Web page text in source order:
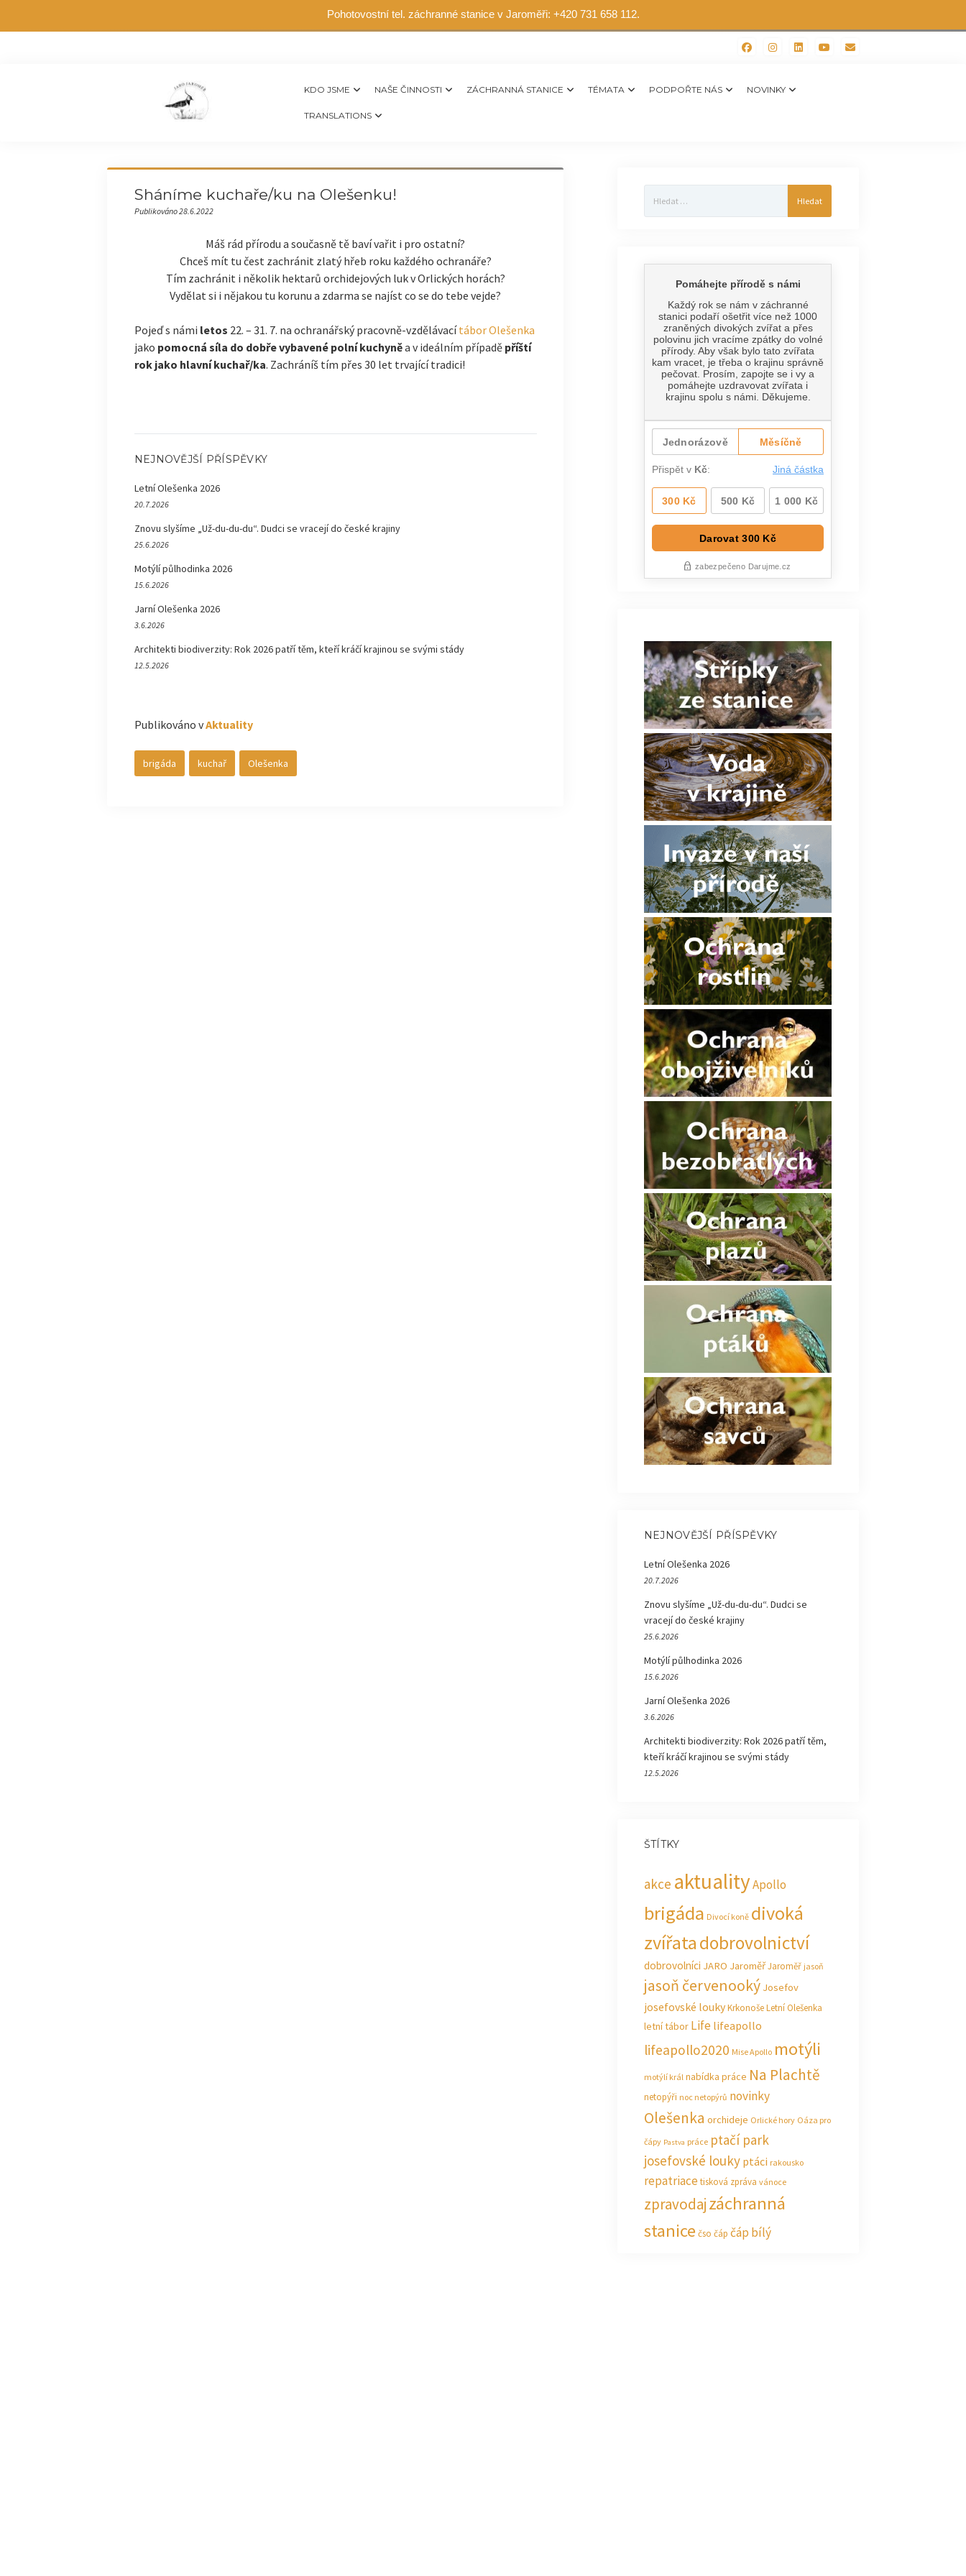
Pohotovostní tel. záchranné stanice v Jaroměři: +420 731 658 112.
KDO JSME NAŠE ČINNOSTI ZÁCHRANNÁ STANICE TÉMATA PODPOŘTE NÁS NOVINKY
TRANSLATIONS
Sháníme kuchaře/ku na Olešenku!
Publikováno 28.6.2022
Máš rád přírodu a současně tě baví vařit i pro ostatní?
Chceš mít tu čest zachránit zlatý hřeb roku každého ochranáře?
Tím zachránit i několik hektarů orchidejových luk v Orlických horách?
Vydělat si i nějakou tu korunu a zdarma se najíst co se do tebe vejde?
Pojeď s námi letos 22. – 31. 7. na ochranářský pracovně-vzdělávacítábor Olešenka
jako pomocná síla do dobře vybavené polní kuchyněa v ideálním případě příští
rok jako hlavní kuchař/ka. Zachráníš tím přes 30 let trvající tradici!
NEJNOVĚJŠÍ PŘÍSPĚVKY
Letní Olešenka 2026
20.7.2026
Znovu slyšíme „Už-du-du-du“. Dudci se vracejí do české krajiny
25.6.2026
Motýlí půlhodinka 2026
15.6.2026
Jarní Olešenka 2026
3.6.2026
Architekti biodiverzity: Rok 2026 patří těm, kteří kráčí krajinou se svými stády
12.5.2026
Publikováno vAktuality
brigáda kuchař Olešenka
NEJNOVĚJŠÍ PŘÍSPĚVKY
Letní Olešenka 2026
20.7.2026
Znovu slyšíme „Už-du-du-du“. Dudci se
vracejí do české krajiny
25.6.2026
Motýlí půlhodinka 2026
15.6.2026
Jarní Olešenka 2026
3.6.2026
Architekti biodiverzity: Rok 2026 patří těm,
kteří kráčí krajinou se svými stády
12.5.2026
ŠTÍTKY
akce aktualityApollo
brigáda Divocí koně divoká
zvířatadobrovolnictví
dobrovolníci JARO JaroměřJaroměř jasoň
jasoň červenooký Josefov
josefovské loukyKrkonošeLetní Olešenka
letní tábor Life lifeapollo
lifeapollo2020 Mise Apollo motýli
motýlí král nabídka práce Na Plachtě
netopýři noc netopýrů novinky
Olešenka orchideje Orlické hory Oáza pro
čápy Pastva práce ptačí park
josefovské louky ptáci rakousko
repatriacetisková zpráva vánoce
zpravodajzáchranná
stanice čso čáp čáp bílý